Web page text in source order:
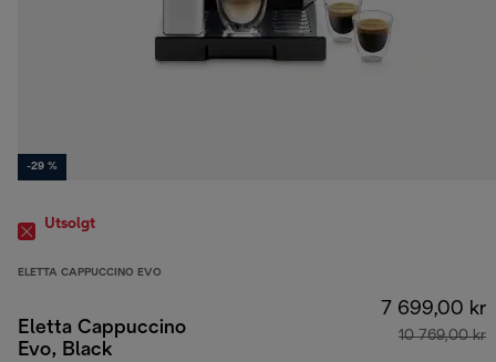
-29 %
Utsolgt
ELETTA CAPPUCCINO EVO
Eletta Cappuccino
Evo, Black
7 699,00 kr
10 769,00 kr